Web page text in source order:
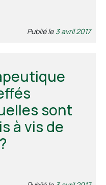
Publié le 3 avril 2017
sont
à vis de